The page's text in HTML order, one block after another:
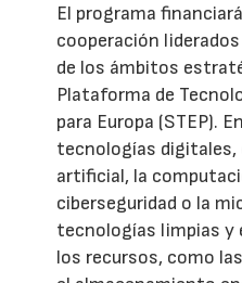
El programa
cooperación
de los ámbitos
Plataforma de
para Europa (STEP).
tecnologías
artificial, la
ciberseguridad o la
tecnologías limpias y
los recursos, como